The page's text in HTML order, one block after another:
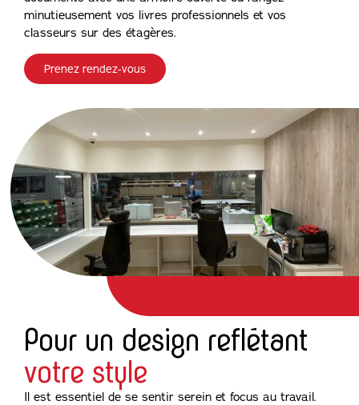
minutieusement vos livres professionnels et vos
classeurs sur des étagères.
Prenez rendez-vous
Pour un design reflétant
votre style
Il est essentiel de se sentir serein et focus au travail.